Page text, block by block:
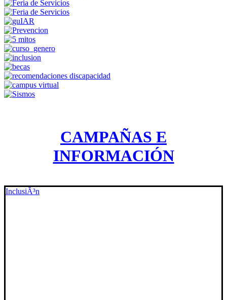
CAMPAÑAS E
INFORMACIÓN
InclusiÃ³n